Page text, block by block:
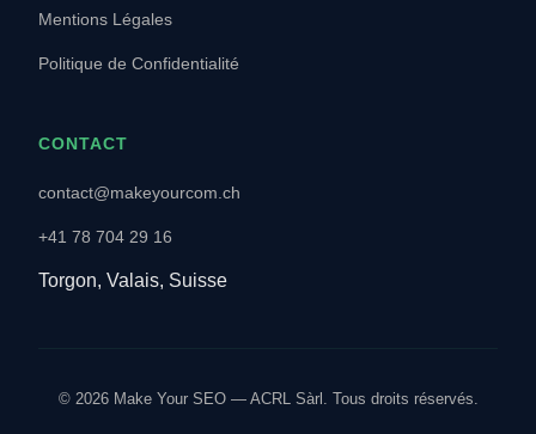
Mentions Légales
Politique de Confidentialité
CONTACT
contact@makeyourcom.ch
+41 78 704 29 16
Torgon, Valais, Suisse
© 2026 Make Your SEO — ACRL Sàrl. Tous droits réservés.